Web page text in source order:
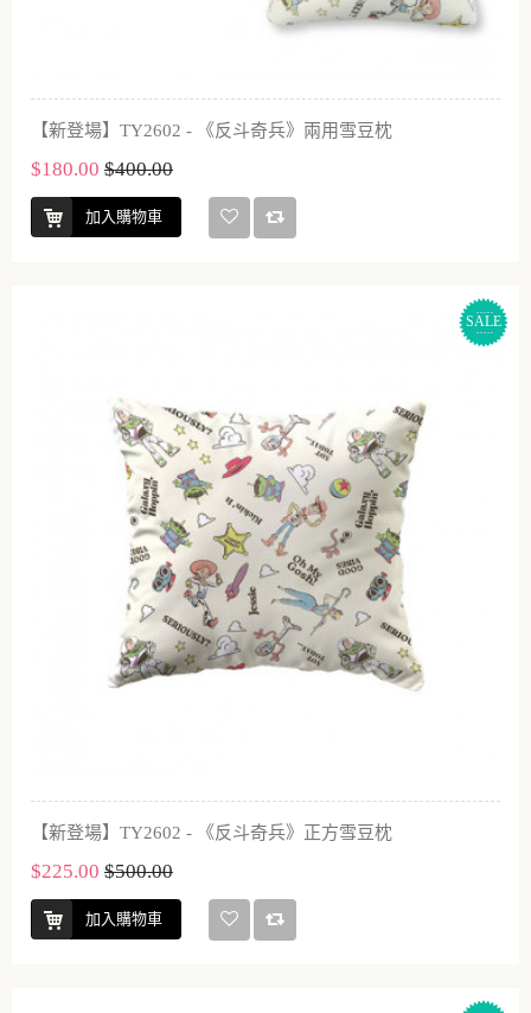
【新登場】TY2602 - 《反斗奇兵》兩用雪豆枕
$180.00 $400.00
加入購物車
SALE
【新登場】TY2602 - 《反斗奇兵》正方雪豆枕
$225.00 $500.00
加入購物車